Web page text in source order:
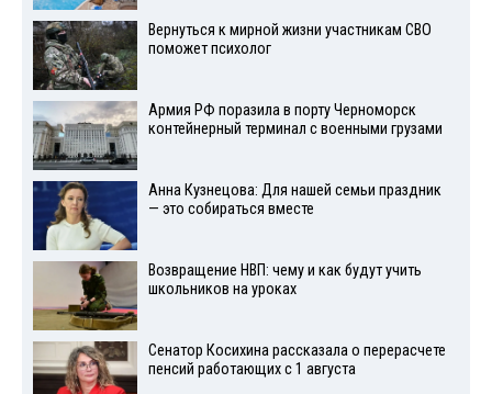
Вернуться к мирной жизни участникам СВО
поможет психолог
Армия РФ поразила в порту Черноморск
контейнерный терминал с военными грузами
Анна Кузнецова: Для нашей семьи праздник
— это собираться вместе
Возвращение НВП: чему и как будут учить
школьников на уроках
Сенатор Косихина рассказала о перерасчете
пенсий работающих с 1 августа